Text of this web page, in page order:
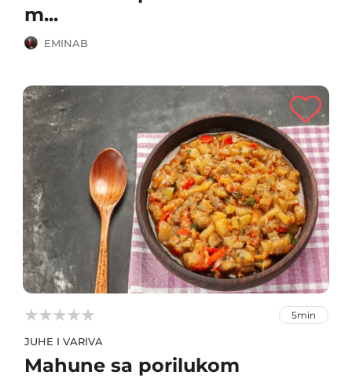
m...
EMINAB


 5min
JUHE I VARIVA
Mahune sa porilukom